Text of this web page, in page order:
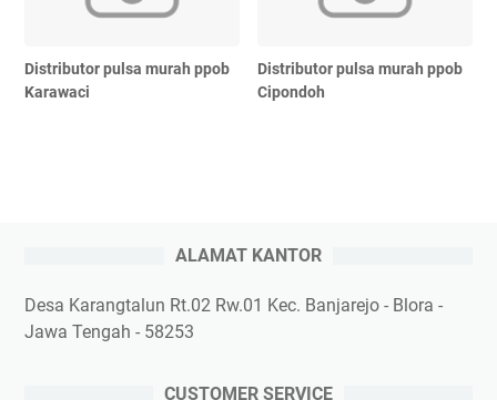
Distributor pulsa murah ppob
Karawaci
Distributor pulsa murah ppob
Cipondoh
ALAMAT KANTOR
Desa Karangtalun Rt.02 Rw.01 Kec. Banjarejo - Blora -
Jawa Tengah - 58253
CUSTOMER SERVICE